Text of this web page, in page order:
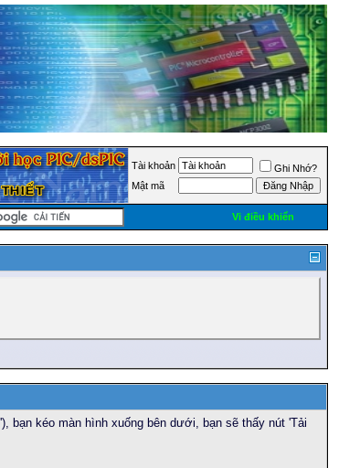
Tài khoản
Ghi Nhớ?
Mật mã
Vi điều khiển
bạn kéo màn hình xuống bên dưới, bạn sẽ thấy nút 'Tải